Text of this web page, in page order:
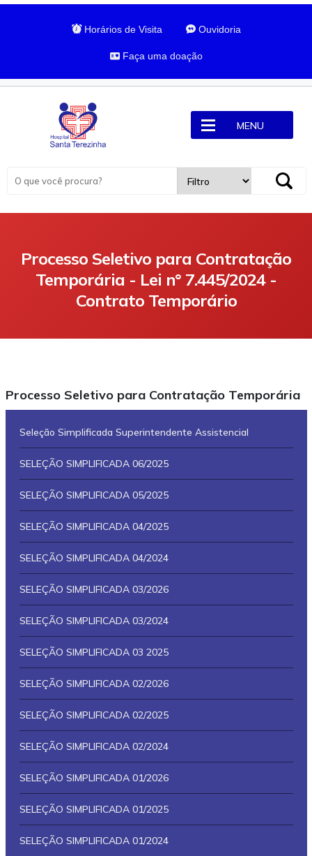
Horários de Visita Ouvidoria
Faça uma doação
MENU
Processo Seletivo para Contratação
Temporária - Lei n° 7.445/2024 -
Contrato Temporário
Processo Seletivo para Contratação Temporária
Seleção Simplificada Superintendente Assistencial
SELEÇÃO SIMPLIFICADA 06/2025
SELEÇÃO SIMPLIFICADA 05/2025
SELEÇÃO SIMPLIFICADA 04/2025
SELEÇÃO SIMPLIFICADA 04/2024
SELEÇÃO SIMPLIFICADA 03/2026
SELEÇÃO SIMPLIFICADA 03/2024
SELEÇÃO SIMPLIFICADA 03 2025
SELEÇÃO SIMPLIFICADA 02/2026
SELEÇÃO SIMPLIFICADA 02/2025
SELEÇÃO SIMPLIFICADA 02/2024
SELEÇÃO SIMPLIFICADA 01/2026
SELEÇÃO SIMPLIFICADA 01/2025
SELEÇÃO SIMPLIFICADA 01/2024